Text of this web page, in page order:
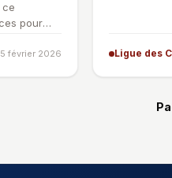
ce
pour
février 2026